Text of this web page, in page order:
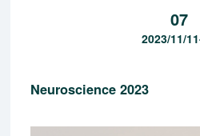
07
2023/11/
Neuroscience 2023